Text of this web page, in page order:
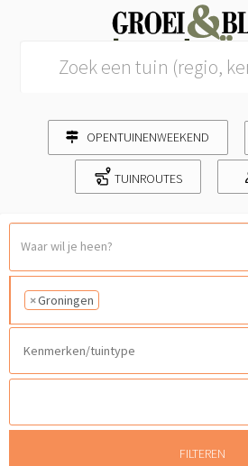
OPENTUINENWEEKEND
TUINROUTES
×Groningen